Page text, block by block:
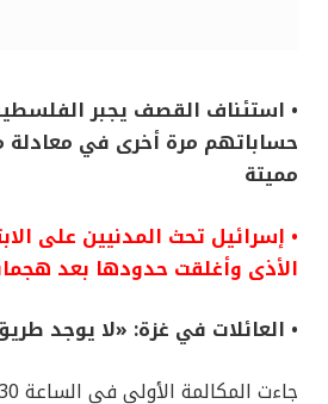
• استئناف القصف يجبر
حساباتهم مرة أخرى في معادلة
مميتة
• إسرائيل تحث المدنيين على
الأذى وأغلقت حدودها بعد
• العائلات في غزة: «لا يوجد